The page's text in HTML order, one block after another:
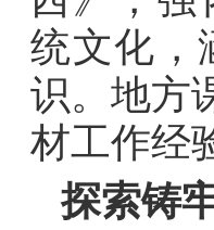
统文化，
识。地方
材工作经
探索铸